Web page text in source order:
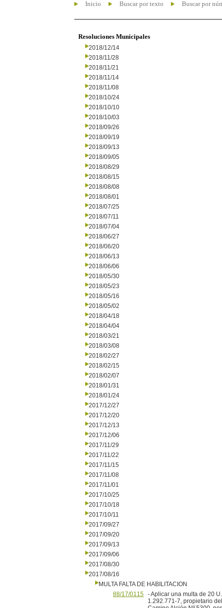
Inicio Buscar por texto Buscar por
Resoluciones Municipales
2018/12/14
2018/11/28
2018/11/21
2018/11/14
2018/11/08
2018/10/24
2018/10/10
2018/10/03
2018/09/26
2018/09/19
2018/09/13
2018/09/05
2018/08/29
2018/08/15
2018/08/08
2018/08/01
2018/07/25
2018/07/11
2018/07/04
2018/06/27
2018/06/20
2018/06/13
2018/06/06
2018/05/30
2018/05/23
2018/05/16
2018/05/02
2018/04/18
2018/04/04
2018/03/21
2018/03/08
2018/02/27
2018/02/15
2018/02/07
2018/01/31
2018/01/24
2017/12/27
2017/12/20
2017/12/13
2017/12/06
2017/11/29
2017/11/22
2017/11/15
2017/11/08
2017/11/01
2017/10/25
2017/10/18
2017/10/11
2017/09/27
2017/09/20
2017/09/13
2017/09/06
2017/08/30
2017/08/16
MULTA FALTA DE HABILITACION
88/17/0115 - Aplicar una multa de 20
1.292.771-7, propietario